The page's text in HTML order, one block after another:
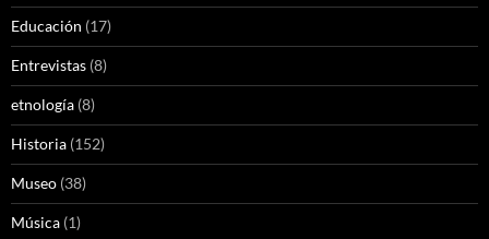
Educación (17)
Entrevistas (8)
etnología (8)
Historia (152)
Museo (38)
Música (1)